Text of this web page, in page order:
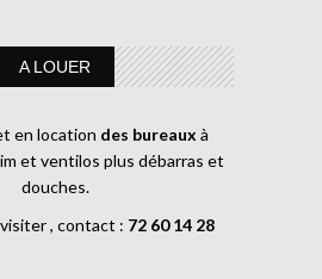
A LOUER
en location des bureaux à
et ventilos plus débarras et
douches.
, contact : 72 60 14 28